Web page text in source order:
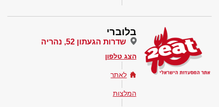
בלוברי
שדרות הגעתון 52, נהריה
הצג טלפון
לאתר
המלצות